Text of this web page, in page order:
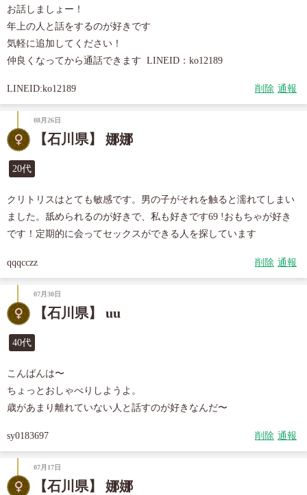
お話しましょー！
年上の人と話をするのが好きです
気軽に追加してください！
仲良くなってから通話できます  LINEID：ko12189
LINEID:ko12189 削除 通報
08月26日
【石川県】 娜娜
20代
クリトリスはとても敏感です。男の子がそれを触ると濡れてしまい
ました。舐められるのが好きで、私も好きです69 !おもちゃが好き
です！定期的に会ってセックスができる人を探しています
qqqcczz 削除 通報
07月30日
【石川県】 uu
40代
こんばんは〜
ちょっとおしゃべりしようよ。
歳があまり離れていない人と話すのが好きなんだ〜
sy0183697 削除 通報
07月17日
【石川県】 娜娜